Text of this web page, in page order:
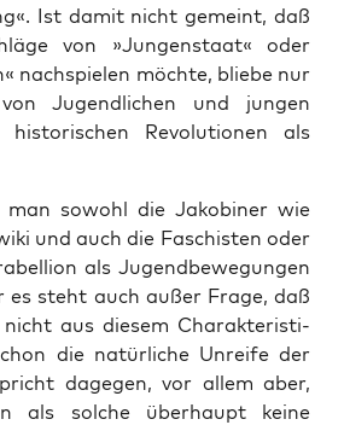
Ist damit nicht gemeint, daß
von »Jun­gen­staat« oder
nach­spie­len möch­te, blie­be nur
Jugend­li­chen und jun­gen
his­to­ri­schen Revo­lu­tio­nen als
man sowohl die Jako­bi­ner wie
und auch die Faschis­ten oder
als Jugend­be­we­gun­gen
es steht auch außer Fra­ge, daß
aus die­sem Cha­rak­te­ris­ti­
die natür­li­che Unrei­fe der
dage­gen, vor allem aber,
als sol­che über­haupt kei­ne